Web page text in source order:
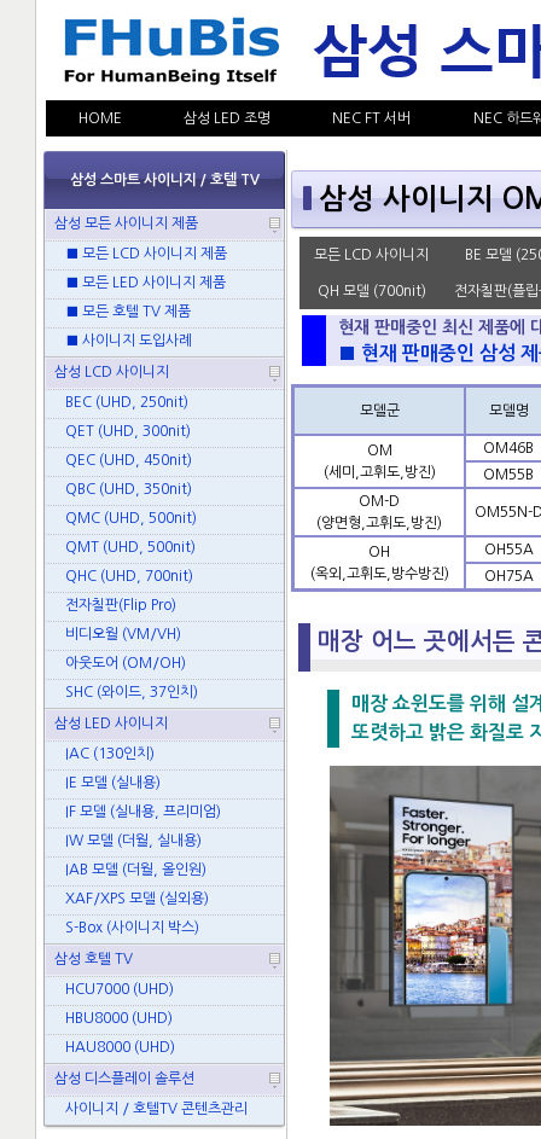
HOME 삼성 LED 조명 NEC FT 서버 NEC 하드
삼성 스마트 사이니지 / 호텔 TV
삼성 모든 사이니지 제품
■ 모든 LCD 사이니지 제품
■ 모든 LED 사이니지 제품
■ 모든 호텔 TV 제품
■ 사이니지 도입사례
삼성 LCD 사이니지
BEC (UHD, 250nit)
QET (UHD, 300nit)
QEC (UHD, 450nit)
QBC (UHD, 350nit)
QMC (UHD, 500nit)
QMT (UHD, 500nit)
QHC (UHD, 700nit)
전자칠판(Flip Pro)
비디오월 (VM/VH)
아웃도어 (OM/OH)
SHC (와이드, 37인치)
삼성 LED 사이니지
IAC (130인치)
IE 모델 (실내용)
IF 모델 (실내용, 프리미엄)
IW 모델 (더월, 실내용)
IAB 모델 (더월, 올인원)
XAF/XPS 모델 (실외용)
S-Box (사이니지 박스)
삼성 호텔 TV
HCU7000 (UHD)
HBU8000 (UHD)
HAU8000 (UHD)
삼성 디스플레이 솔루션
사이니지 / 호텔TV 콘텐츠관리
삼성 사이니지
모든 LCD 사이니지 BE 모델
QH 모델 (700nit) 전자칠판(플
현재 판매중인 최신 제품에
■ 현재 판매중인 삼성
모델군 모델명
OM
(세미,고휘도,방진)
OM46B
OM55B
OM-D
(양면형,고휘도,방진)
OM55N-
OH
(옥외,고휘도,방수방진)
OH55A
OH75A
매장 어느 곳에서든
매장 쇼윈도를 위해 설
또렷하고 밝은 화질로